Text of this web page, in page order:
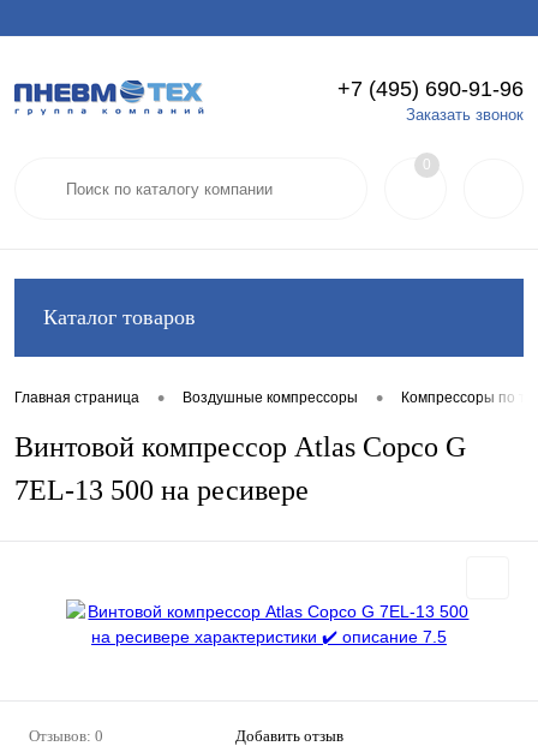
Вход Регистрация
+7 (495) 690-91-96
Заказать звонок
0
Каталог товаров
Главная страница • Воздушные компрессоры • Компрессоры по
Винтовой компрессор Atlas Copco G
7EL-13 500 на ресивере
Отзывов: 0 Добавить отзыв